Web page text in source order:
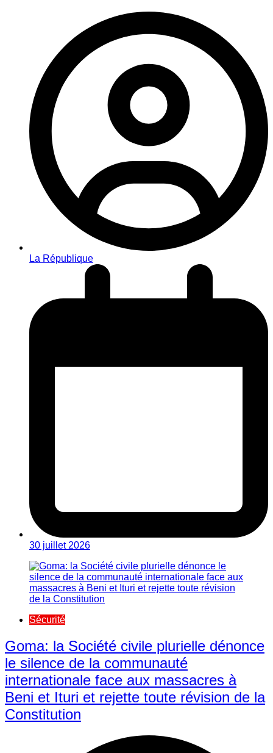
La République
30 juillet 2026
Sécurité
Goma: la Société civile plurielle dénonce
le silence de la communauté
internationale face aux massacres à
Beni et Ituri et rejette toute révision de la
Constitution